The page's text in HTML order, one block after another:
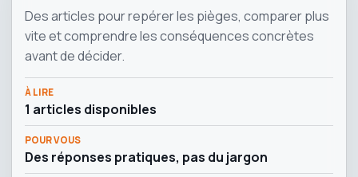
Des articles pour repérer les pièges, comparer plus
vite et comprendre les conséquences concrètes
avant de décider.
À LIRE
1 articles disponibles
POUR VOUS
Des réponses pratiques, pas du jargon